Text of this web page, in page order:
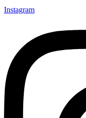
Instagram